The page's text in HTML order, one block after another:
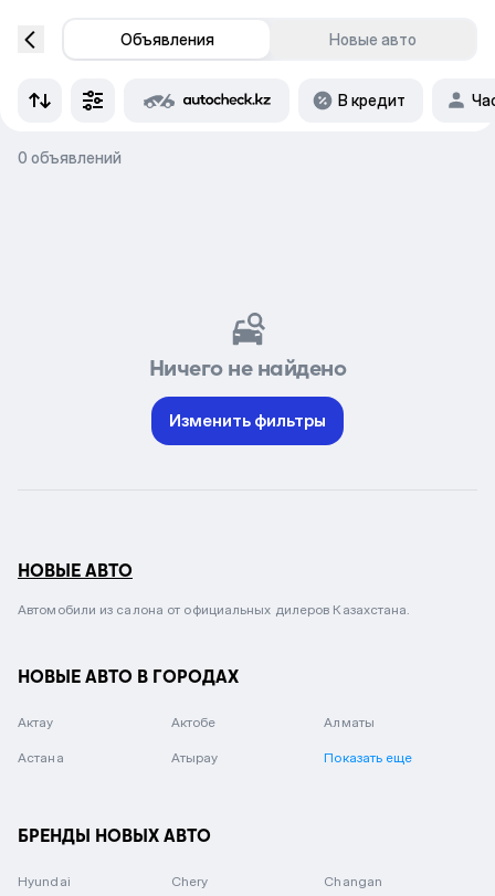
Объявления Новые авто
В кредит
0 объявлений
Ничего не найдено
Изменить фильтры
НОВЫЕ АВТО
Автомобили из салона от официальных дилеров Казахстана.
НОВЫЕ АВТО В ГОРОДАХ
Актау Актобе Алматы
Астана Атырау Показать еще
БРЕНДЫ НОВЫХ АВТО
Hyundai Chery Changan